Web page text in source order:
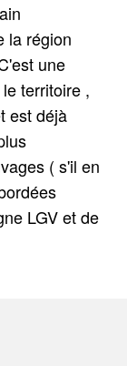
la région
une
territoire ,
est déjà
( s'il en
LGV et de